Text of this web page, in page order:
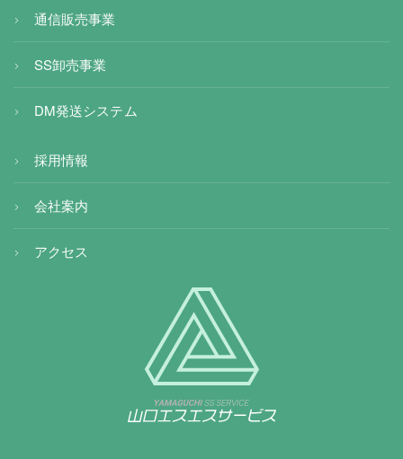
通信販売事業
SS卸売事業
DM発送システム
採用情報
会社案内
アクセス